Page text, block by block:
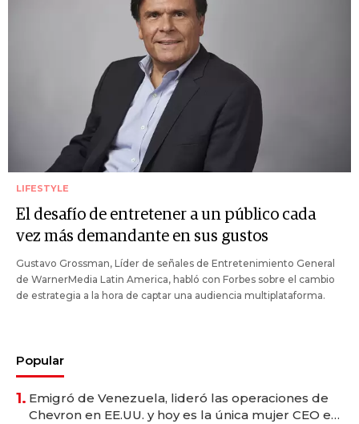
LIFESTYLE
El desafío de entretener a un público cada
vez más demandante en sus gustos
Gustavo Grossman, Líder de señales de Entretenimiento General
de WarnerMedia Latin America, habló con Forbes sobre el cambio
de estrategia a la hora de captar una audiencia multiplataforma.
Popular
1. Emigró de Venezuela, lideró las operaciones de
Chevron en EE.UU. y hoy es la única mujer CEO en